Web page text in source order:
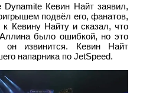
Кевин Найт заявил,
подвёл его, фанатов,
Кевину Найту и сказал, что
было ошибкой, но это
он извинится. Кевин Найт
напарника по JetSpeed.